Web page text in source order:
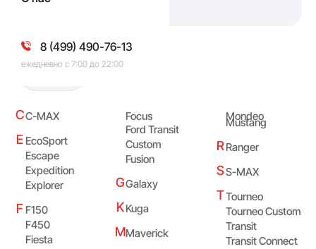
8 (499) 490-76-13
ежедневно с 7:00 до 22:00
Ford
CC-MAX
E EcoSport
Escape
Expedition
Explorer
F F150
F450
Fiesta
Focus
Ford Transit
Custom
Fusion
GGalaxy
KKuga
MMaverick
Mondeo
Mustang
RRanger
SS-MAX
TTourneo
Tourneo Custom
Transit
Transit Connect